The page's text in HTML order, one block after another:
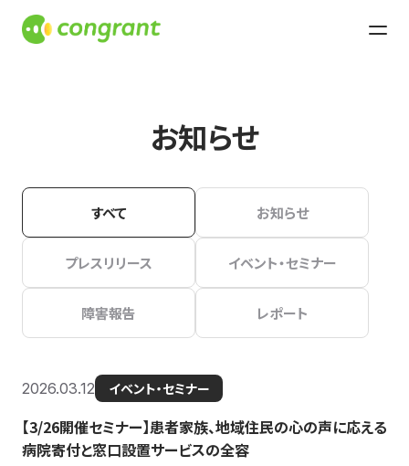
お知らせ
すべて お知らせ
プレスリリース イベント・セミナー
障害報告 レポート
2026.03.12 イベント・セミナー
【3/26開催セミナー】患者家族、地域住民の心の声に応える
病院寄付と窓口設置サービスの全容